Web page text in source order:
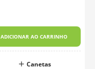
ADICIONAR AO CARRINHO
Canetas